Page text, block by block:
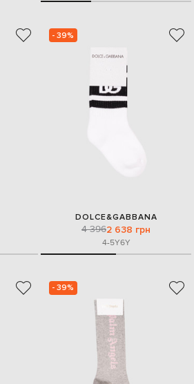
- 39%
DOLCE&GABBANA
4 3962 638 грн
4-5Y6Y
- 39%